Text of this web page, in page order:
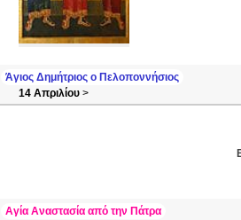
Άγιος Δημήτριος ο Πελοποννήσιος
14 Απριλίου >
Αγία Αναστασία από την Πάτρα